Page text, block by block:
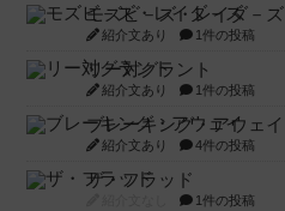
モズビ－ズ・レイダ－ズ
紹介文あり 1件の投稿
リー対グラント
紹介文あり 1件の投稿
ブレーキング・アウェイ
紹介文あり 4件の投稿
ザ・フラッド
1件の投稿